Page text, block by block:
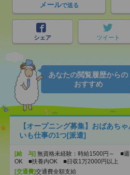
メールで送る
シェア ツイート
あなたの閲覧履歴からの
おすすめ
【オープニング募集】おばあち
いも仕事の1つ[派遣]
[給 与] 無資格未経験：時給1500円～ ■
OK ■扶養内OK ■日収1万2000円以上
[交通費]交通費全額支給